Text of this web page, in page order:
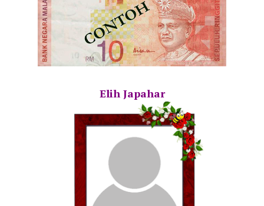
Elih Japahar